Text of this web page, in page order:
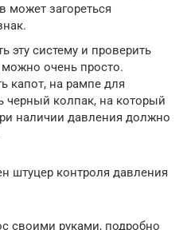
может загореться
эту систему и проверить
очень просто.
капот, на рампе для
черный колпак, на который
наличии давления должно
штуцер контроля давления
своими руками, подробно